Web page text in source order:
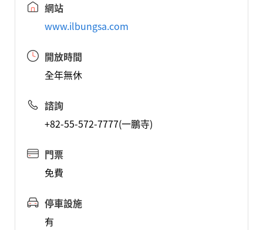
網站
www.ilbungsa.com
開放時間
全年無休
諮詢
+82-55-572-7777(一鵬寺)
門票
免費
停車設施
有